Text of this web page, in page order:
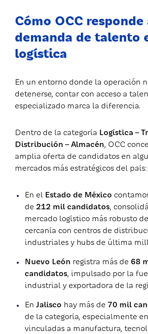
Cómo OCC responde
demanda de talento
logística
En un entorno donde la operación
detenerse, contar con acceso a
especializado marca la diferencia.
Dentro de la categoría Logística –
Distribución – Almacén, OCC
amplia oferta de candidatos en
mercados más estratégicos del país:
En el Estado de México
de 212 mil candidatos,
mercado logístico más robusto
cercanía con centros de
industriales y hubs de última
Nuevo León registra más de 68
candidatos, impulsado por la
industrial y exportadora de la
En Jalisco hay más de 70 mil
de la categoría, especialmente
vinculadas a manufactura,